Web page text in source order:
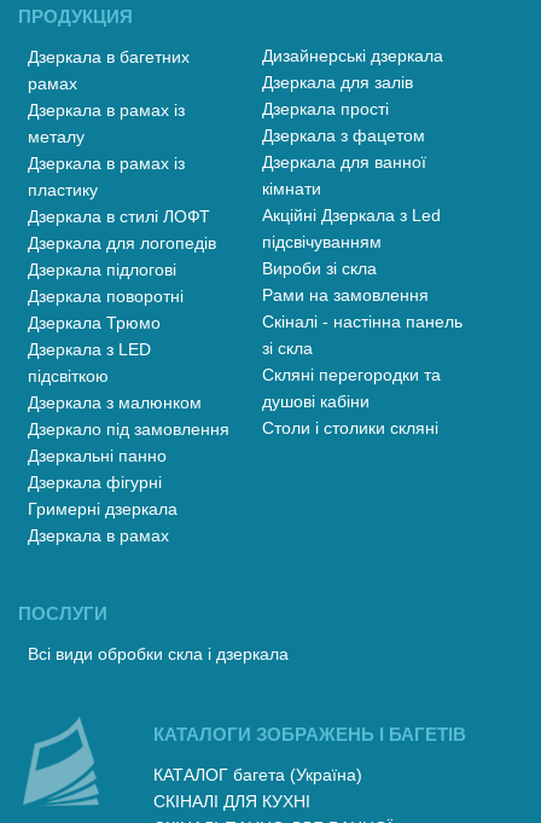
ПРОДУКЦИЯ
Дзеркала в багетних
рамах
Дзеркала в рамах із
металу
Дзеркала в рамах із
пластику
Дзеркала в стилі ЛОФТ
Дзеркала для логопедів
Дзеркала підлогові
Дзеркала поворотні
Дзеркала Трюмо
Дзеркала з LED
підсвіткою
Дзеркала з малюнком
Дзеркало під замовлення
Дзеркальні панно
Дзеркала фігурні
Гримерні дзеркала
Дзеркала в рамах
Дизайнерські дзеркала
Дзеркала для залів
Дзеркала прості
Дзеркала з фацетом
Дзеркала для ванної
кімнати
Акційні Дзеркала з Led
підсвічуванням
Вироби зі скла
Рами на замовлення
Скіналі - настінна панель
зі скла
Скляні перегородки та
душові кабіни
Столи і столики скляні
ПОСЛУГИ
Всі види обробки скла і дзеркала
КАТАЛОГИ ЗОБРАЖЕНЬ І БАГЕТІВ
КАТАЛОГ багета (Україна)
СКІНАЛІ ДЛЯ КУХНІ